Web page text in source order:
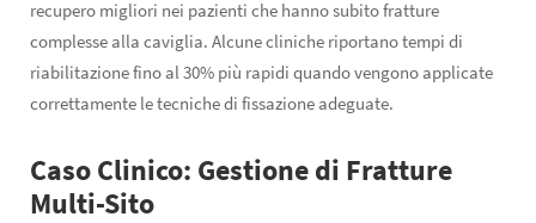
recupero migliori nei pazienti che hanno subito fratture
complesse alla caviglia. Alcune cliniche riportano tempi di
riabilitazione fino al 30% più rapidi quando vengono applicate
correttamente le tecniche di fissazione adeguate.
Caso Clinico: Gestione di Fratture
Multi-Sito